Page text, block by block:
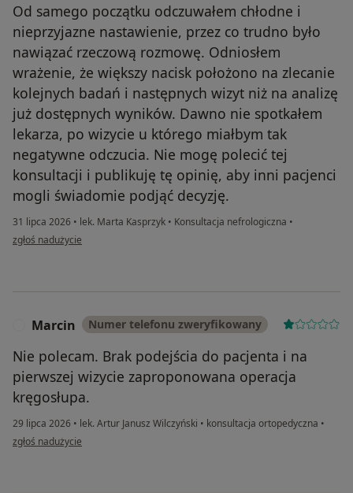
Od samego początku odczuwałem chłodne i
nieprzyjazne nastawienie, przez co trudno było
nawiązać rzeczową rozmowę. Odniosłem
wrażenie, że większy nacisk położono na zlecanie
kolejnych badań i następnych wizyt niż na analizę
już dostępnych wyników. Dawno nie spotkałem
lekarza, po wizycie u którego miałbym tak
negatywne odczucia. Nie mogę polecić tej
konsultacji i publikuję tę opinię, aby inni pacjenci
mogli świadomie podjąć decyzję.
31 lipca 2026 • lek. Marta Kasprzyk • Konsultacja nefrologiczna •
w opinii użytkownika Były pacjent
zgłoś nadużycie
Marcin Numer telefonu zweryfikowany
Nie polecam. Brak podejścia do pacjenta i na
pierwszej wizycie zaproponowana operacja
kręgosłupa.
29 lipca 2026 • lek. Artur Janusz Wilczyński • konsultacja ortopedyczna •
w opinii użytkownika Marcin
zgłoś nadużycie